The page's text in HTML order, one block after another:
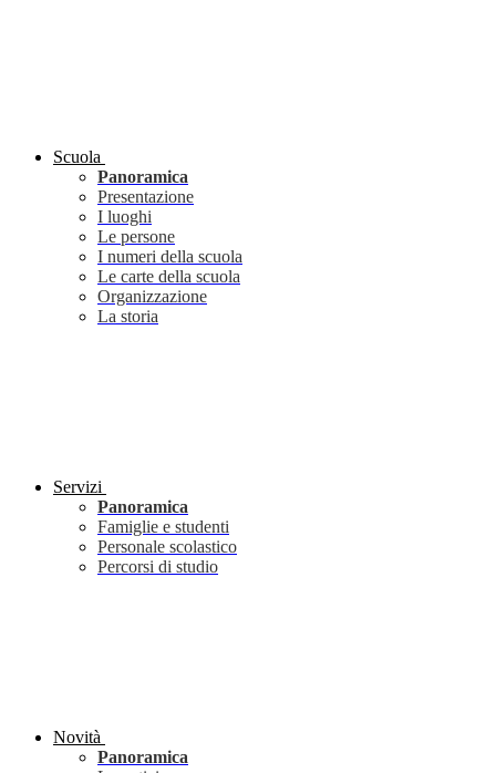
Scuola
Panoramica
Presentazione
I luoghi
Le persone
I numeri della scuola
Le carte della scuola
Organizzazione
La storia
Servizi
Panoramica
Famiglie e studenti
Personale scolastico
Percorsi di studio
Novità
Panoramica